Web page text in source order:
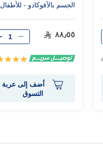
الجسم بالأفوكادو - للأطفال
٨٨٫٥٥
تقييم:
أضف إلى عربة
التسوق